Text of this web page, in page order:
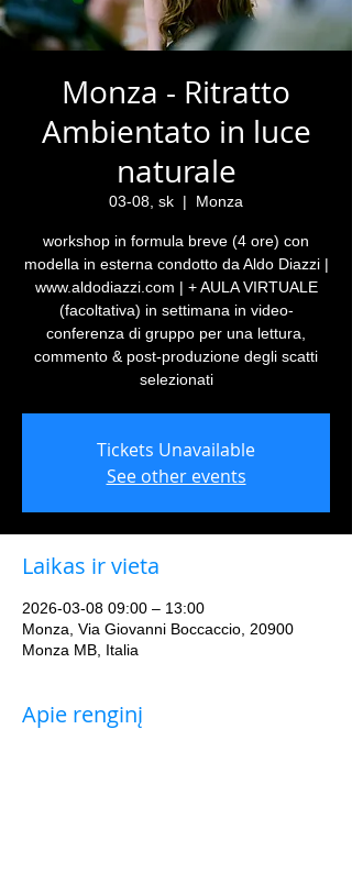
Monza - Ritratto
Ambientato in luce
naturale
03-08, sk
  |
Monza
workshop in formula breve (4 ore) con
modella in esterna condotto da Aldo Diazzi |
www.aldodiazzi.com | + AULA VIRTUALE
(facoltativa) in settimana in video-
conferenza di gruppo per una lettura,
commento & post-produzione degli scatti
selezionati
Tickets Unavailable
See other events
Laikas ir vieta
2026-03-08 09:00 – 13:00
Monza, Via Giovanni Boccaccio, 20900
Monza MB, Italia
Apie renginį